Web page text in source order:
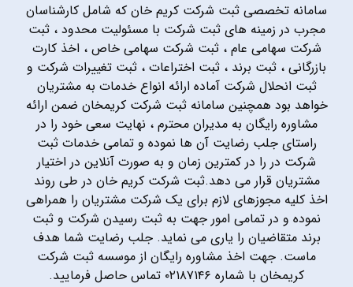
سامانه تخصصی ثبت شرکت کریم خان که شامل کارشناسان
مجرب در زمینه های ثبت شرکت با مسئولیت محدود ، ثبت
شرکت سهامی عام ، ثبت شرکت سهامی خاص ، اخذ کارت
بازرگانی ، ثبت برند ، ثبت اختراعات ، ثبت تغییرات شرکت و
ثبت انحلال شرکت آماده ارائه انواع خدمات به مشتریان
خواهد بود همچنین سامانه ثبت شرکت کریمخان ضمن ارائه
مشاوره رایگان به مدیران محترم ، نهایت سعی خود را در
راستای جلب رضایت آن ها نموده و تمامی خدمات ثبت
شرکت در را در کمترین زمان و به صورت آنلاین در اختیار
مشتریان قرار می دهد.ثبت شرکت کریم خان در طی روند
اخذ کلیه مجوزهای لازم برای یک شرکت مشتریان را همراهی
نموده و در تمامی امور جهت به ثبت رسیدن شرکت و ثبت
برند متقاضیان را یاری می نماید. جلب رضایت شما هدف
ماست. جهت اخذ مشاوره رایگان از موسسه ثبت شرکت
کریمخان با شماره ۰۲۱۸۷۱۴۶ تماس حاصل فرمایید.